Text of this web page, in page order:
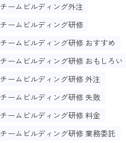
チームビルディング外注
チームビルディング研修
チームビルディング研修 おすすめ
チームビルディング研修 おもしろい
チームビルディング研修 外注
チームビルディング研修 失敗
チームビルディング研修 料金
チームビルディング研修 業務委託